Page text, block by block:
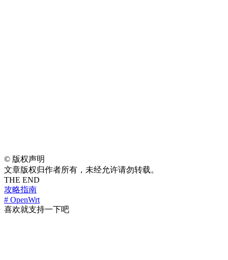
© 版权声明
文章版权归作者所有，未经允许请勿转载。
THE END
攻略指南
# OpenWrt
喜欢就支持一下吧